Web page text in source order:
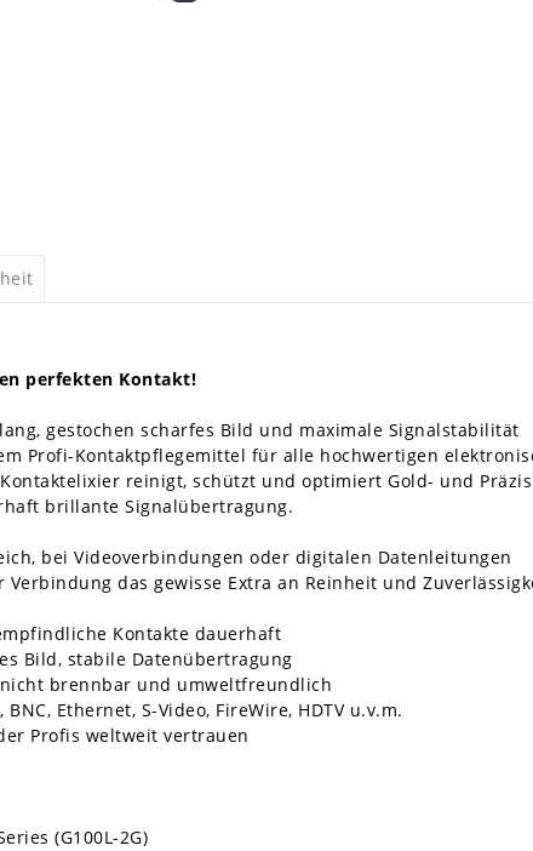
perfekten Kontakt!
gestochen scharfes Bild und maximale Signalstabilität
Profi-Kontaktpflegemittel für alle hochwertigen
reinigt, schützt und optimiert Gold- und
brillante Signalübertragung.
bei Videoverbindungen oder digitalen Datenleitungen
Verbindung das gewisse Extra an Reinheit und
Kontakte dauerhaft
Bild, stabile Datenübertragung
brennbar und umweltfreundlich
BNC, Ethernet, S-Video, FireWire, HDTV u.v.m.
Profis weltweit vertrauen
(G100L-2G)